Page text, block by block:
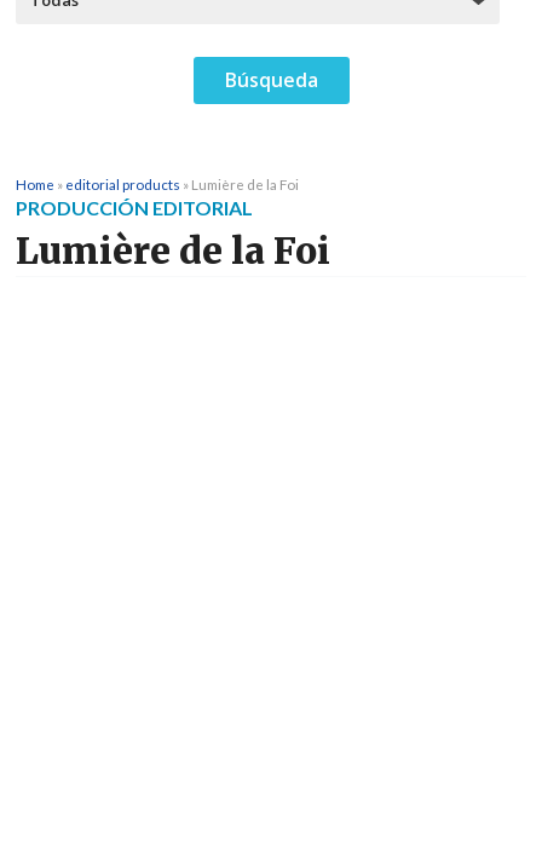
Home » editorial products » Lumière de la Foi
PRODUCCIÓN EDITORIAL
Lumière de la Foi